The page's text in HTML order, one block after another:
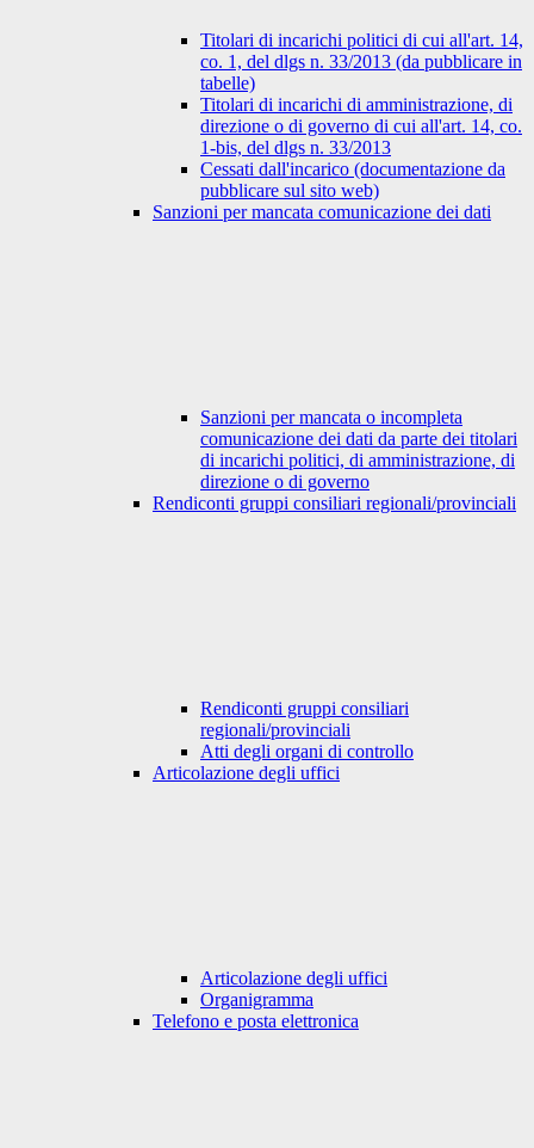
Titolari di incarichi politici di cui all'art. 14,
co. 1, del dlgs n. 33/2013 (da pubblicare in
tabelle)
Titolari di incarichi di amministrazione, di
direzione o di governo di cui all'art. 14, co.
1-bis, del dlgs n. 33/2013
Cessati dall'incarico (documentazione da
pubblicare sul sito web)
Sanzioni per mancata comunicazione dei dati
Sanzioni per mancata o incompleta
comunicazione dei dati da parte dei titolari
di incarichi politici, di amministrazione, di
direzione o di governo
Rendiconti gruppi consiliari regionali/provinciali
Rendiconti gruppi consiliari
regionali/provinciali
Atti degli organi di controllo
Articolazione degli uffici
Articolazione degli uffici
Organigramma
Telefono e posta elettronica